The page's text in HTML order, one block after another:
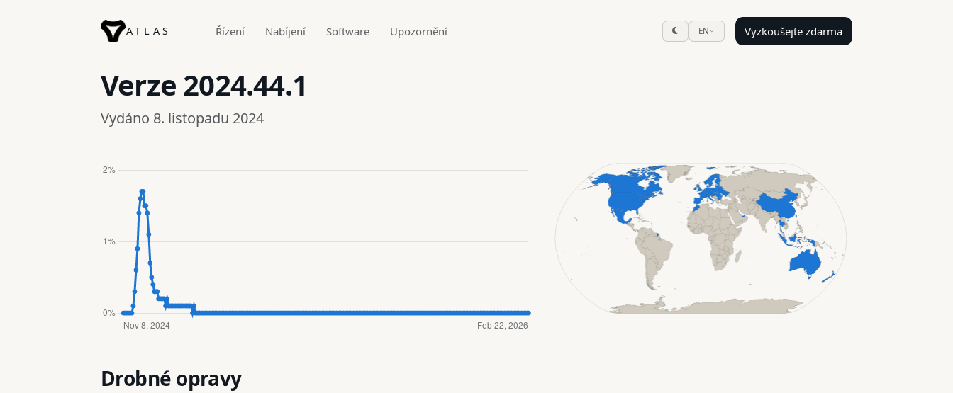
ATLAS Řízení Nabíjení Software Upozornění EN Vyzkoušejte zdarma
Verze 2024.44.1
Vydáno 8. listopadu 2024
Drobné opravy